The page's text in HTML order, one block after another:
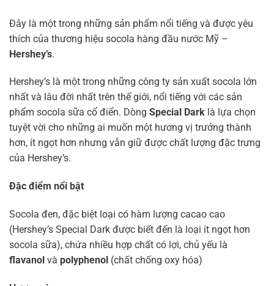
Đây là một trong những sản phẩm nổi tiếng và được yêu
thích của thương hiệu socola hàng đầu nước Mỹ –
Hershey’s.
Hershey’s là một trong những công ty sản xuất socola lớn
nhất và lâu đời nhất trên thế giới, nổi tiếng với các sản
phẩm socola sữa cổ điển. Dòng Special Dark là lựa chọn
tuyệt vời cho những ai muốn một hương vị trưởng thành
hơn, ít ngọt hơn nhưng vẫn giữ được chất lượng đặc trưng
của Hershey’s.
Đặc điểm nổi bật
Socola đen, đặc biệt loại có hàm lượng cacao cao
(Hershey’s Special Dark được biết đến là loại ít ngọt hơn
socola sữa), chứa nhiều hợp chất có lợi, chủ yếu là
flavanol và polyphenol (chất chống oxy hóa)